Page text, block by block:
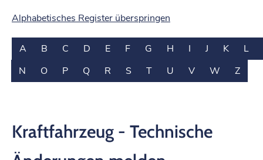
Alphabetisches Register überspringen
A B C D E F G H I J K
L
N
O P Q R S T U V W Z
Kraftfahrzeug - Technische